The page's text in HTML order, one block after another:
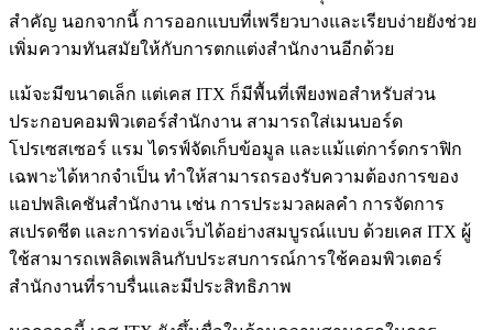
สำคัญ นอกจากนี้ การออกแบบที่เพรียวบางและเรียบง่ายยังช่วย
เพิ่มความทันสมัยให้กับการตกแต่งสำนักงานอีกด้วย
แม้จะมีขนาดเล็ก แต่เคส ITX ก็มีพื้นที่เพียงพอสำหรับส่วน
ประกอบคอมพิวเตอร์สำนักงาน สามารถใส่เมนบอร์ด
โปรเซสเซอร์ แรม ไดรฟ์จัดเก็บข้อมูล และแม้แต่การ์ดกราฟิก
เฉพาะได้หากจำเป็น ทำให้สามารถรองรับความต้องการของ
แอปพลิเคชันสำนักงาน เช่น การประมวลผลคำ การจัดการ
สเปรดชีต และการท่องเว็บได้อย่างสมบูรณ์แบบ ด้วยเคส ITX ผู้
ใช้สามารถเพลิดเพลินกับประสบการณ์การใช้คอมพิวเตอร์
สำนักงานที่ราบรื่นและมีประสิทธิภาพ